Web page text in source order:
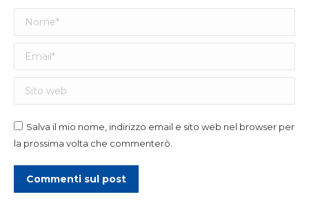
Nome *
Email *
Sito web
Salva il mio nome, indirizzo email e sito web nel browser per
la prossima volta che commenterò.
Commenti sul post